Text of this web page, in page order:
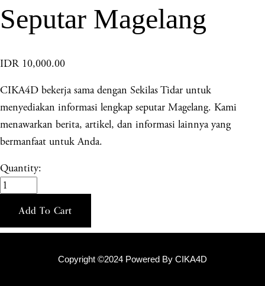
Seputar Magelang
IDR 10,000.00
CIKA4D bekerja sama dengan Sekilas Tidar untuk
menyediakan informasi lengkap seputar Magelang. Kami
menawarkan berita, artikel, dan informasi lainnya yang
bermanfaat untuk Anda.
Quantity:
Add To Cart
Copyright ©2024 Powered By CIKA4D